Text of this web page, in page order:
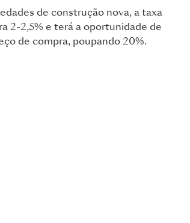
de construção nova, a taxa
2-2,5% e terá a oportunidade de
de compra, poupando 20%.